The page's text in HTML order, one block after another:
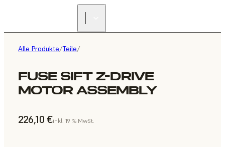
Alle Produkte/Teile/
FUSE SIFT Z-DRIVE
MOTOR ASSEMBLY
226,10 €inkl. 19 % MwSt.